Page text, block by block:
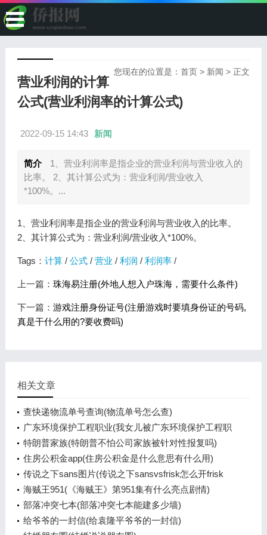
您现在的位置是：首页 > 新闻 > 正文
营业利润的计算
公式(营业利润率的计算公式)
2022-09-15 14:43 新闻
简介
1、营业利润率是指企业的营业利润与营业收入的
比率。 2、其计算公式为：营业利润/营业收入
*100%。...
1、营业利润率是指企业的营业利润与营业收入的比率。
2、其计算公式为：营业利润/营业收入*100%。
Tags： 计算/ 公式/ 营业 / 利润 / 利润率/
上一篇： 珠海易注册(外地人想入户珠海，需要什么条件)
下一篇： 游戏注册身份证号(注册游戏时要填身份证的号码,
真是干什么用的?要收费吗)
相关文章
查快递物流单号查询(物流单号怎么查)
广东环境保护工程职业(我女儿被广东环境保护工程职
业学院资源
特朗普家族(特朗普不怕公司家族被针对性报复吗)
住房公积金app(住房公积金是什么意思有什么用)
传说之下sans图片(传说之下sansvsfrisk怎么开frisk
模式)
海贼王951(《海贼王》第951集有什么亮点剧情)
部落冲突七本(部落冲突七本能建多少墙)
给爷爷的一封信(给袁隆平爷爷的一封信)